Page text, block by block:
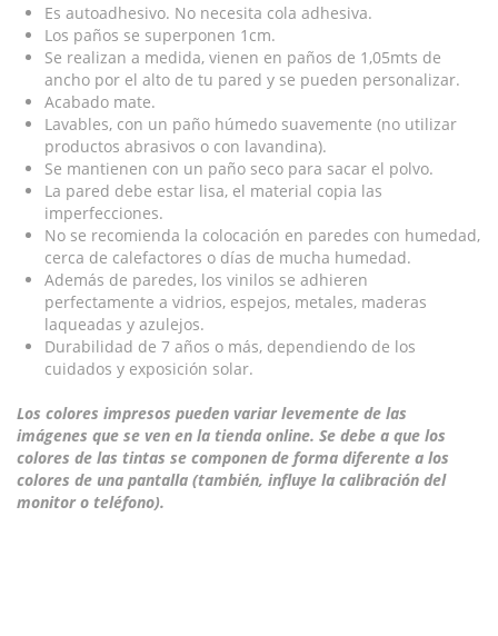
Es autoadhesivo. No necesita cola adhesiva.
Los paños se superponen 1cm.
Se realizan a medida, vienen en paños de 1,05mts de
ancho por el alto de tu pared y se pueden personalizar.
Acabado mate.
Lavables, con un paño húmedo suavemente (no utilizar
productos abrasivos o con lavandina).
Se mantienen con un paño seco para sacar el polvo.
La pared debe estar lisa, el material copia las
imperfecciones.
No se recomienda la colocación en paredes con humedad,
cerca de calefactores o días de mucha humedad.
Además de paredes, los vinilos se adhieren
perfectamente a vidrios, espejos, metales, maderas
laqueadas y azulejos.
Durabilidad de 7 años o más, dependiendo de los
cuidados y exposición solar.
Los colores impresos pueden variar levemente de las
imágenes que se ven en la tienda online. Se debe a que los
colores de las tintas se componen de forma diferente a los
colores de una pantalla (también, influye la calibración del
monitor o teléfono).